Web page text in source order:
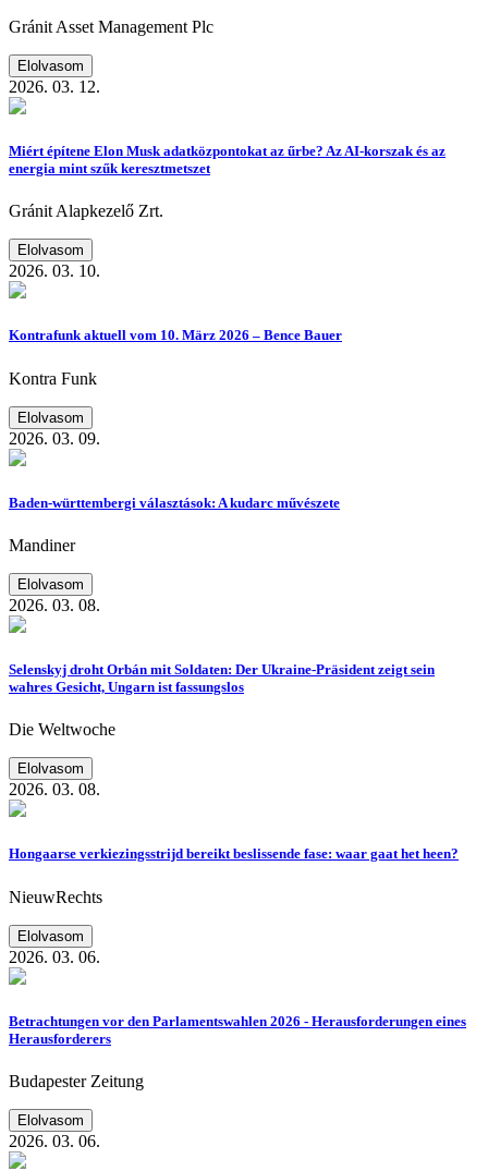
Gránit Asset Management Plc
Elolvasom
2026. 03. 12.
Miért építene Elon Musk adatközpontokat az űrbe? Az AI-korszak és az
energia mint szűk keresztmetszet
Gránit Alapkezelő Zrt.
Elolvasom
2026. 03. 10.
Kontrafunk aktuell vom 10. März 2026 – Bence Bauer
Kontra Funk
Elolvasom
2026. 03. 09.
Baden-württembergi választások: A kudarc művészete
Mandiner
Elolvasom
2026. 03. 08.
Selenskyj droht Orbán mit Soldaten: Der Ukraine-Präsident zeigt sein
wahres Gesicht, Ungarn ist fassungslos
Die Weltwoche
Elolvasom
2026. 03. 08.
Hongaarse verkiezingsstrijd bereikt beslissende fase: waar gaat het heen?
NieuwRechts
Elolvasom
2026. 03. 06.
Betrachtungen vor den Parlamentswahlen 2026 - Herausforderungen eines
Herausforderers
Budapester Zeitung
Elolvasom
2026. 03. 06.